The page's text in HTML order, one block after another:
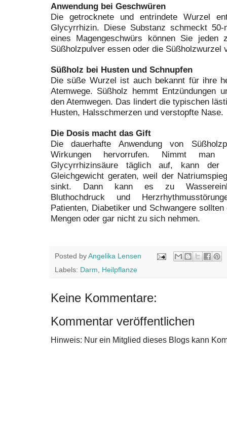
Anwendung bei Geschwüren
Die getrocknete und entrindete Wurzel
Glycyrrhizin. Diese Substanz schmeckt
eines Magengeschwürs können Sie
Süßholzpulver essen oder die Süßholzwurzel
Süßholz bei Husten und Schnupfen
Die süße Wurzel ist auch bekannt für ihre
Atemwege. Süßholz hemmt Entzündungen
den Atemwegen. Das lindert die typischen
Husten, Halsschmerzen und verstopfte Nase.
Die Dosis macht das Gift
Die dauerhafte Anwendung von
Wirkungen hervorrufen. Nimmt
Glycyrrhizinsäure täglich auf, kann der
Gleichgewicht geraten, weil der
sinkt. Dann kann es zu
Bluthochdruck und
Patienten, Diabetiker und Schwangere
Mengen oder gar nicht zu sich nehmen.
Posted byAngelika Lensen
Labels: Darm, Heilpflanze
Keine Kommentare:
Kommentar veröffentlichen
Hinweis: Nur ein Mitglied dieses Blogs kann